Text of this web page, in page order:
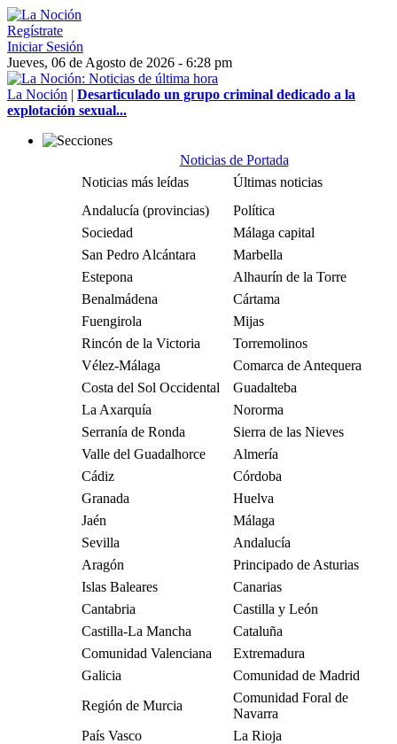
Regístrate
Iniciar Sesión
Jueves, 06 de Agosto de 2026 - 6:28 pm
La Noción | Desarticulado un grupo criminal dedicado a la
explotación sexual...
Noticias de Portada
Noticias más leídas
Últimas noticias
Andalucía (provincias)
Política
Sociedad
Málaga capital
San Pedro Alcántara
Marbella
Estepona
Alhaurín de la Torre
Benalmádena
Cártama
Fuengirola
Mijas
Rincón de la Victoria
Torremolinos
Vélez-Málaga
Comarca de Antequera
Costa del Sol Occidental
Guadalteba
La Axarquía
Nororma
Serranía de Ronda
Sierra de las Nieves
Valle del Guadalhorce
Almería
Cádiz
Córdoba
Granada
Huelva
Jaén
Málaga
Sevilla
Andalucía
Aragón
Principado de Asturias
Islas Baleares
Canarias
Cantabria
Castilla y León
Castilla-La Mancha
Cataluña
Comunidad Valenciana
Extremadura
Galicia
Comunidad de Madrid
Región de Murcia
Comunidad Foral de
Navarra
País Vasco
La Rioja